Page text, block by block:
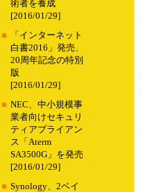
術者を養成
[2016/01/29]
■
「インターネット
白書2016」発売、
20周年記念の特別
版
[2016/01/29]
■ NEC、中小規模事
業者向けセキュリ
ティアプライアン
ス「Aterm
SA3500G」を発売
[2016/01/29]
■ Synology、2ベイ